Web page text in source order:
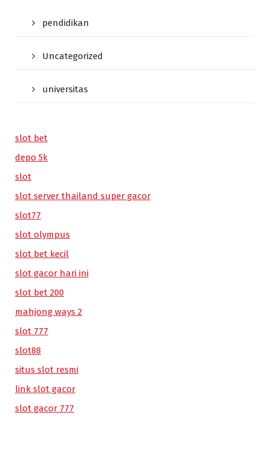
pendidikan
Uncategorized
universitas
slot bet
depo 5k
slot
slot server thailand super gacor
slot77
slot olympus
slot bet kecil
slot gacor hari ini
slot bet 200
mahjong ways 2
slot 777
slot88
situs slot resmi
link slot gacor
slot gacor 777